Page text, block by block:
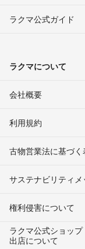
ラクマ公式ガイド
ラクマについて
会社概要
利用規約
古物営業法に基づく
サステナビリティメ
権利侵害について
ラクマ公式ショップ
出店について